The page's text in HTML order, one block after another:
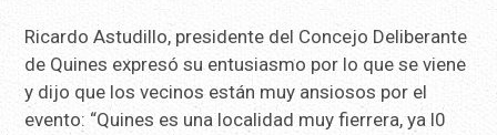
Ricardo Astudillo, presidente del Concejo Deliberante
de Quines expresó su entusiasmo por lo que se viene
y dijo que los vecinos están muy ansiosos por el
evento: “Quines es una localidad muy fierrera, ya l0